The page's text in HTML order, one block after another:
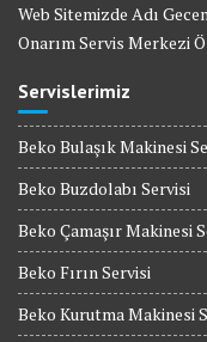
Web Sitemizde Adı
Onarım Servis Merkezi
Servislerimiz
Beko Bulaşık Makinesi
Beko Buzdolabı Servisi
Beko Çamaşır Makinesi
Beko Fırın Servisi
Beko Kurutma Makinesi